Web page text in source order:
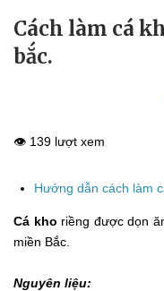
Cách làm cá
bắc.
👁️ 139 lượt xem
Hướng dẫn cách làm
Cá kho riềng được dọn
miền Bắc.
Nguyên liệu: